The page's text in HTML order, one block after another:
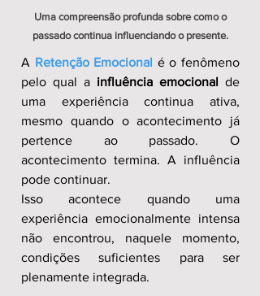
Uma compreensão profunda sobre como o
passado continua influenciando o presente.
A Retenção Emocional é o fenômeno
pelo qual a influência emocional de
uma experiência continua ativa,
mesmo quando o acontecimento já
pertence ao passado. O
acontecimento termina. A influência
pode continuar.
Isso acontece quando uma
experiência emocionalmente intensa
não encontrou, naquele momento,
condições suficientes para ser
plenamente integrada.